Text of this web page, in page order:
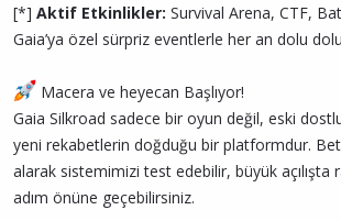
[*] Aktif Etkinlikler: Survival Arena, CTF,
Gaia’ya özel sürpriz eventlerle her an dolu
Macera ve heyecan Başlıyor!
Gaia Silkroad sadece bir oyun değil, eski
yeni rekabetlerin doğduğu bir platformdur.
alarak sistemimizi test edebilir, büyük açılışta
adım önüne geçebilirsiniz.